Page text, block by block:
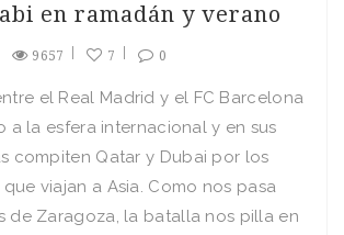
en ramadán y verano
9657 7 0
el Real Madrid y el FC Barcelona
a la esfera internacional y en sus
compiten Qatar y Dubai por los
viajan a Asia. Como nos pasa
de Zaragoza, la batalla nos pilla en